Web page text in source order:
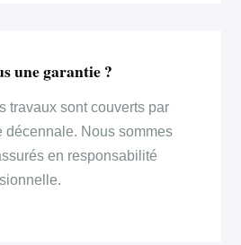
une garantie ?
travaux sont couverts par
décennale. Nous sommes
en responsabilité